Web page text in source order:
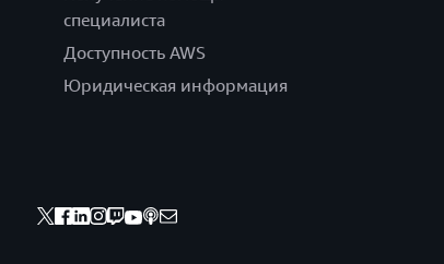
специалиста
Доступность AWS
Юридическая информация